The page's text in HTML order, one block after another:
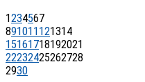
1234567
891011 121314
15161718192021
22232425262728
2930